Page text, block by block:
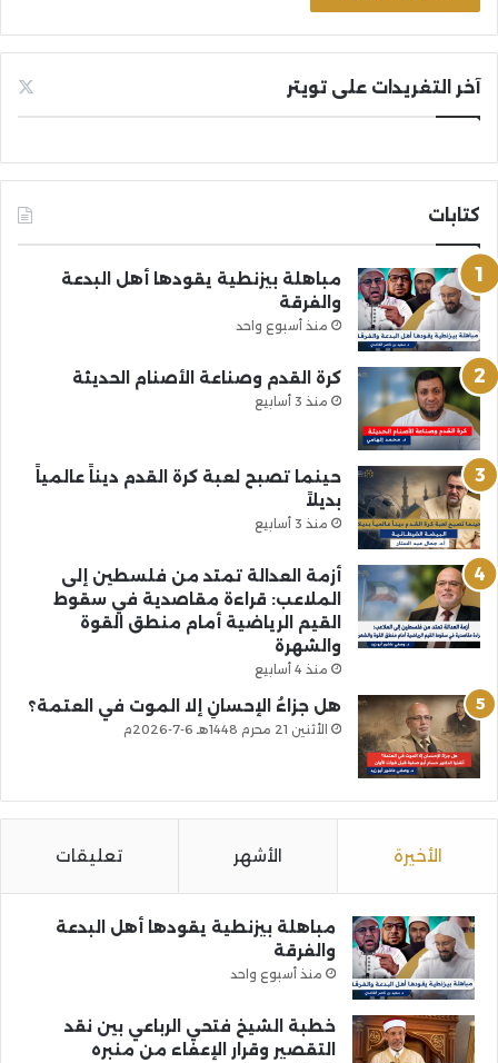
آخر التغريدات على تويتر
كتابات
مباهلة بيزنطية يقودها أهل البدعة
والفرقة
منذ أسبوع واحد
كرة القدم وصناعة الأصنام الحديثة
منذ 3 أسابيع
حينما تصبح لعبة كرة القدم ديناً عالمياً
بديلاً
منذ 3 أسابيع
أزمة العدالة تمتد من فلسطين إلى
الملاعب: قراءة مقاصدية في سقوط
القيم الرياضية أمام منطق القوة
والشهرة
منذ 4 أسابيع
هل جزاءُ الإحسانِ إلا الموت في العتمة؟
الأثنين 21 محرم 1448هـ 6-7-2026م
الأخيرة الأشهر تعليقات
مباهلة بيزنطية يقودها أهل البدعة
والفرقة
منذ أسبوع واحد
خطبة الشيخ فتحي الرباعي بين نقد
التقصير وقرار الإعفاء من منبره